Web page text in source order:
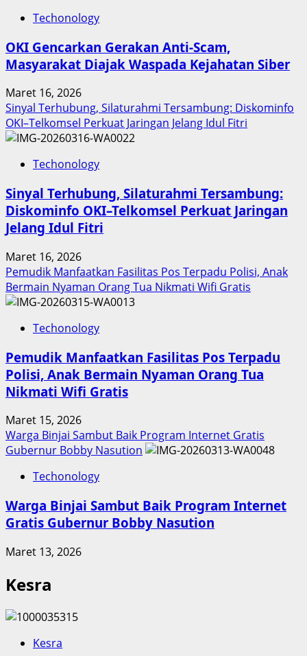
Sumut
Berbuah
Penghargaan
Nasional
Techonology
OKI Gencarkan Gerakan Anti-Scam,
Masyarakat Diajak Waspada Kejahatan Siber
Maret 16, 2026
Sinyal Terhubung, Silaturahmi Tersambung: Diskominfo
OKI–Telkomsel Perkuat Jaringan Jelang Idul Fitri
Techonology
Sinyal Terhubung, Silaturahmi Tersambung:
Diskominfo OKI–Telkomsel Perkuat Jaringan
Jelang Idul Fitri
Maret 16, 2026
Pemudik Manfaatkan Fasilitas Pos Terpadu Polisi, Anak
Bermain Nyaman Orang Tua Nikmati Wifi Gratis
Techonology
Pemudik Manfaatkan Fasilitas Pos Terpadu
Polisi, Anak Bermain Nyaman Orang Tua
Nikmati Wifi Gratis
Maret 15, 2026
Warga Binjai Sambut Baik Program Internet Gratis
Gubernur Bobby Nasution
Techonology
Warga Binjai Sambut Baik Program Internet
Gratis Gubernur Bobby Nasution
Maret 13, 2026
Kesra
Kesra